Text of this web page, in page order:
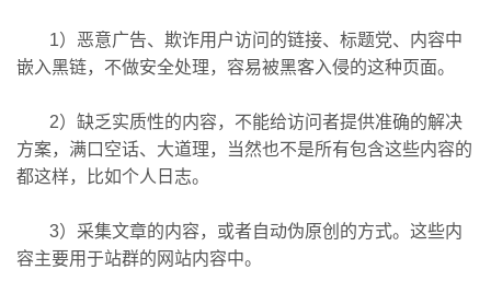
1）恶意广告、欺诈用户访问的链接、标题党、内容中
嵌入黑链，不做安全处理，容易被黑客入侵的这种页面。
2）缺乏实质性的内容，不能给访问者提供准确的解决
方案，满口空话、大道理，当然也不是所有包含这些内容的
都这样，比如个人日志。
3）采集文章的内容，或者自动伪原创的方式。这些内
容主要用于站群的网站内容中。